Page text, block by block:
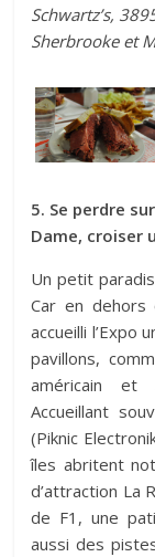
Schwartz’s,
Sherbrooke et
5. Se perdre
Dame, croiser
Un petit
Car en
accueilli l’Expo
pavillons,
américain et
Accueillant
(Piknic
îles abritent
d’attraction La
de F1, une
aussi des